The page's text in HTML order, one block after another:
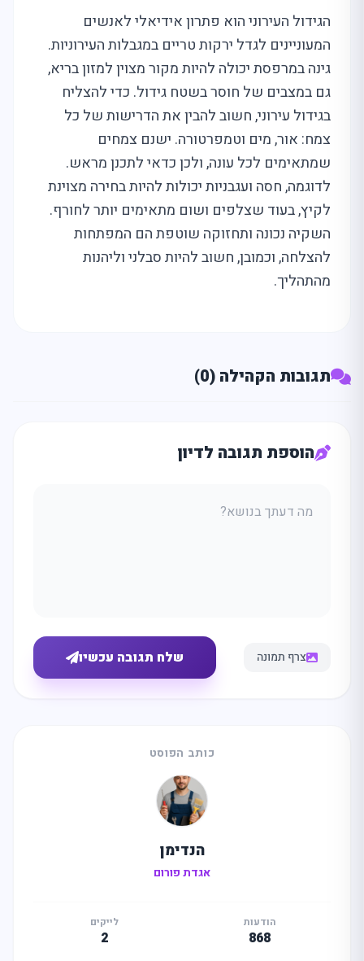
הגידול העירוני הוא פתרון אידיאלי לאנשים
המעוניינים לגדל ירקות טריים במגבלות העירוניות.
גינה במרפסת יכולה להיות מקור מצוין למזון בריא,
גם במצבים של חוסר בשטח גידול. כדי להצליח
בגידול עירוני, חשוב להבין את הדרישות של כל
צמח: אור, מים וטמפרטורה. ישנם צמחים
שמתאימים לכל עונה, ולכן כדאי לתכנן מראש.
לדוגמה, חסה ועגבניות יכולות להיות בחירה מצוינת
לקיץ, בעוד שצלפים ושום מתאימים יותר לחורף.
השקיה נכונה ותחזוקה שוטפת הם המפתחות
להצלחה, וכמובן, חשוב להיות סבלני וליהנות
מהתהליך.
תגובות הקהילה (0)
הוספת תגובה לדיון
צרף תמונה שלח תגובה עכשיו
כותב הפוסט
הנדימן
אגדת פורום
הודעות
868
לייקים
2